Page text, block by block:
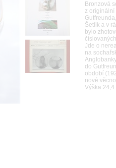
Bronzová
z originální
Šetlík a v
bylo
Jde o
na
do
období
nové
Výška 24,4